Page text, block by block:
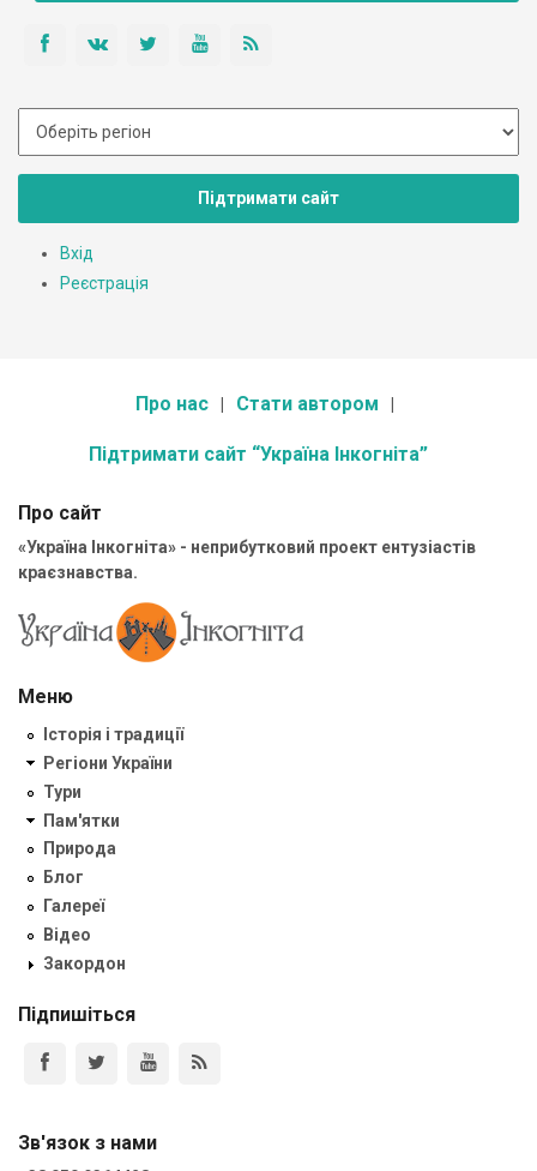
Підтримати сайт
Вхід
Реєстрація
Про нас Стати автором
Підтримати сайт “Україна Інкогніта”
Про сайт
«Україна Інкогніта» - неприбутковий проект ентузіастів
краєзнавства.
Меню
Історія і традиції
Регіони України
Тури
Пам'ятки
Природа
Блог
Галереї
Відео
Закордон
Підпишіться
Зв'язок з нами